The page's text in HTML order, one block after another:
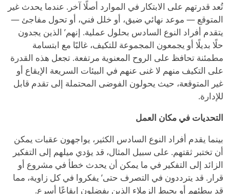
تُعد قدرتهم على الابتكار في الموارد أصلًا آخر. عندما يحدث غير
المتوقع — موعد نهائي ضيق، أو خلل فني، أو تحول مفاجئ —
يتقدم أفراد النوع السادس بحلول عملية. إنهم’ الذين يجدون
حلًا بديلًا أو يجمعون المجموعة للتكيف، غالبًا مع ابتسامة
مطمئنة تحافظ على الروح المعنوية مرتفعة. تجعل هذه القدرة
على التكيف منهم لا غنى عنهم في البيئات السريعة الإيقاع أو
غير المتوقعة، حيث يحولون الفوضى المحتملة إلى تقدم قابل
للإدارة.
التحديات في مكان العمل
بينما يقدم أفراد النوع السادس الكثير، يواجهون عقبات يمكن
أن تختبر ثقتهم. على سبيل المثال، قد يؤدي ميلهم إلى التفكير
الزائد إلى التفكير في ما يمكن أن يحدث خطأ في مشروع أو
قرار. قد يترددون في التصرف حتى’ يفكروا في كل زاوية، مما
قد يبطئهم أو يحبط الزملاء الذين يفضلون إيقاعًا أسرع.